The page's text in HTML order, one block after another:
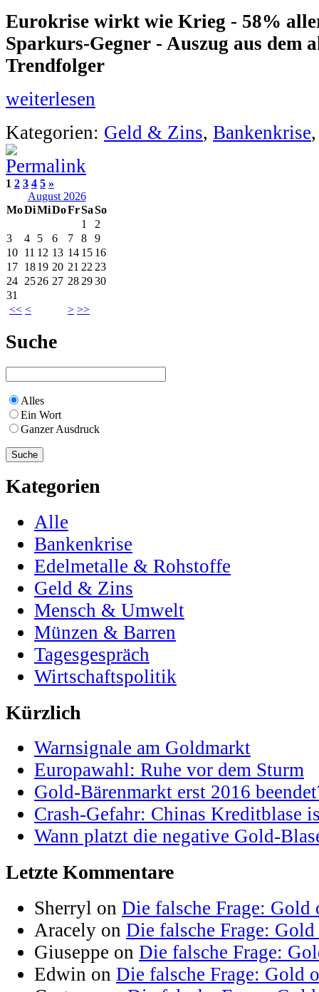
Eurokrise wirkt wie Krieg - 58%
Sparkurs-Gegner - Auszug aus dem
Trendfolger
weiterlesen
Kategorien: Geld & Zins, Bankenkrise
1 2 3 4 5 »
August 2026
MoDiMiDoFrSaSo
<< < > >>
1
2
3
4 5 6 7 8
9
10 11 12 13 14 15 16
17 1819 20 21 22 23
24 2526 27 28 2930
31
Suche
Alles
Ein Wort
Ganzer Ausdruck
Kategorien
Alle
Bankenkrise
Edelmetalle & Rohstoffe
Geld & Zins
Mensch & Umwelt
Münzen & Barren
Tagesgespräch
Wirtschaftspolitik
Kürzlich
Warnsignale am Goldmarkt
Europawahl: Ruhe vor dem Sturm
Gold-Bärenmarkt erst 2016
Crash-Gefahr: Chinas Kreditblase
Wann platzt die negative Gold-
Letzte Kommentare
Sherryl on Die falsche Frage: Gold
Aracely on Die falsche Frage:
Giuseppe on Die falsche Frage:
Edwin on Die falsche Frage: Gold